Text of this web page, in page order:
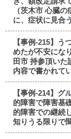
（茨木市 心臓
に、症状に見合
【事例-215】
めたが不安にな
田市 持参頂い
内容で書かれて
【事例-214】グ
的障害で障害基
的障害での継続
知りうる限りで